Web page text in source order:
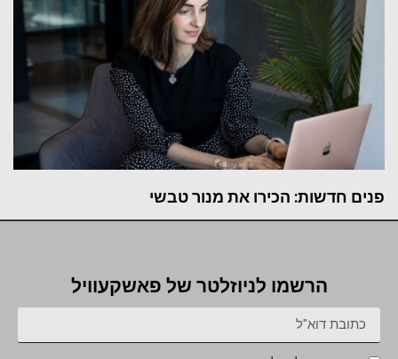
פנים חדשות: הכירו את מנור טבשי
הרשמו לניוזלטר של פאשקעוויל